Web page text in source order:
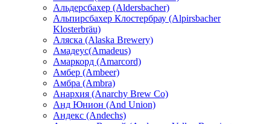
Альдерсбахер (Aldersbacher)
Альпирсбахер Клостербрау (Alpirsbacher
Klosterbräu)
Аляска (Alaska Brewery)
Амадеус(Amadeus)
Амаркорд (Amarcord)
Амбер (Ambeer)
Амбра (Ambra)
Анархия (Anarchy Brew Co)
Анд Юнион (And Union)
Андекс (Andechs)